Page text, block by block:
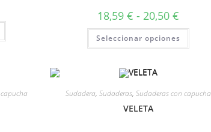
18,59 € - 20,50 €
Seleccionar opciones
Sudadera, Sudaderas, Sudaderas con capucha
VELETA